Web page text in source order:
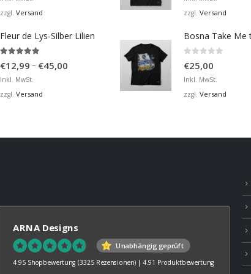
zzgl. Versand
Fleur de Lys-Silber Lilien
€12,99 – €45,00
Inkl. MwSt.
zzgl. Versand
zzgl. Versand
€25,00
Inkl. MwSt.
zzgl. Versand
ARNA Designs
Unabhängig geprüft
4.95 Shopbewertung (3325 Rezensionen) | 4.91 Produktbewertung